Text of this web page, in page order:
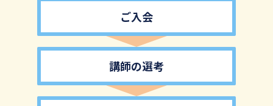
ご入会
講師の選考